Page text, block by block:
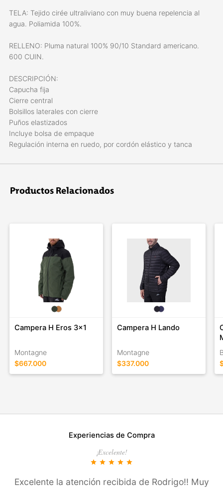
TELA: Tejido cirée ultraliviano con muy buena repelencia al
agua. Poliamida 100%.
RELLENO: Pluma natural 100% 90/10 Standard americano.
600 CUIN.
DESCRIPCIÓN:
Capucha fija
Cierre central
Bolsillos laterales con cierre
Puños elastizados
Incluye bolsa de empaque
Regulación interna en ruedo, por cordón elástico y tanca
Productos Relacionados
Campera H Eros 3x1
Montagne
$667.000
Campera H Lando
Montagne
$337.000
Experiencias de Compra
¡Excelente!
star star star star star
Excelente la atención recibida de Rodrigo!! Muy